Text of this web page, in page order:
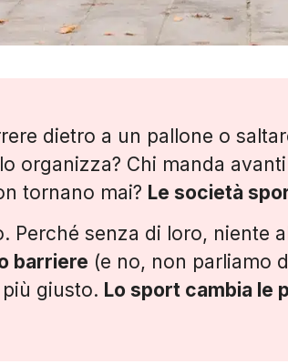
dietro a un pallone o
organizza? Chi manda
tornano mai? Le società
Perché senza di loro, niente
barriere (e no, non parliamo
giusto. Lo sport cambia le